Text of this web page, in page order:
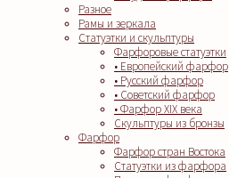
Разное
Рамы и зеркала
Статуэтки и скульптуры
Фарфоровые статуэтки
• Европейский фарфор
• Русский фарфор
• Советский фарфор
• Фарфор XIX века
Скульптуры из бронзы
Фарфор
Фарфор стран Востока
Статуэтки из фарфора